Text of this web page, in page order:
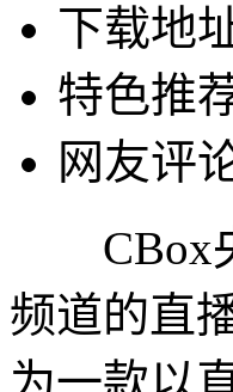
下载地
特色推
网友评
CBox央
频道的直
为一款以